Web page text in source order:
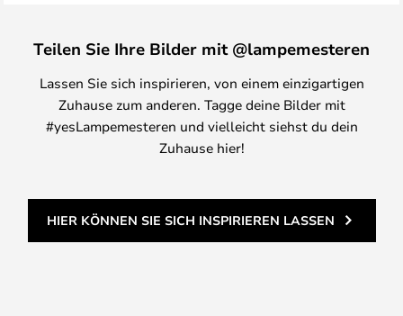
Teilen Sie Ihre Bilder mit @lampemesteren
Lassen Sie sich inspirieren, von einem einzigartigen
Zuhause zum anderen. Tagge deine Bilder mit
#yesLampemesteren und vielleicht siehst du dein
Zuhause hier!
HIER KÖNNEN SIE SICH INSPIRIEREN LASSEN